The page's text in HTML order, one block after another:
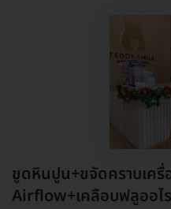
ขูดหินปูน+ขจัดคราบเครื่
Airflow+เคลือบฟลูออไ